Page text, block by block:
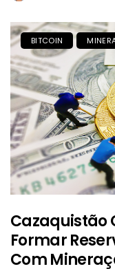
BITCOIN
Cazaquistão
Formar
Com